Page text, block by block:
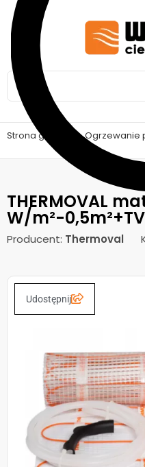
Strona główna > Ogrzewanie
THERMOVAL
W/m²-
Producent: Thermoval
Udostępnij